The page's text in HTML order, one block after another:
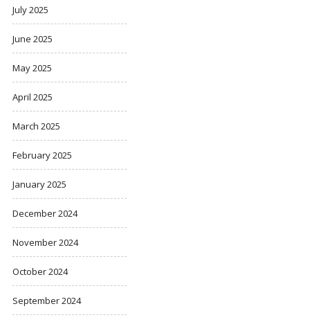
July 2025
June 2025
May 2025
April 2025
March 2025
February 2025
January 2025
December 2024
November 2024
October 2024
September 2024